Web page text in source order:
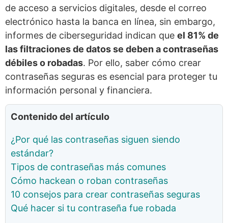
de acceso a servicios digitales, desde el correo
electrónico hasta la banca en línea, sin embargo,
informes de ciberseguridad indican que el 81% de
las filtraciones de datos se deben a contraseñas
débiles o robadas. Por ello, saber cómo crear
contraseñas seguras es esencial para proteger tu
información personal y financiera.
Contenido del artículo
¿Por qué las contraseñas siguen siendo
estándar?
Tipos de contraseñas más comunes
Cómo hackean o roban contraseñas
10 consejos para crear contraseñas seguras
Qué hacer si tu contraseña fue robada